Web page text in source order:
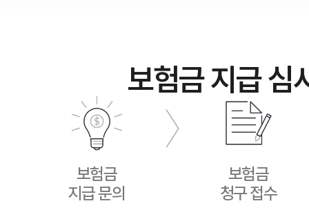
보험금 지급 심
보험금
지급 문의
보험금
청구 접수